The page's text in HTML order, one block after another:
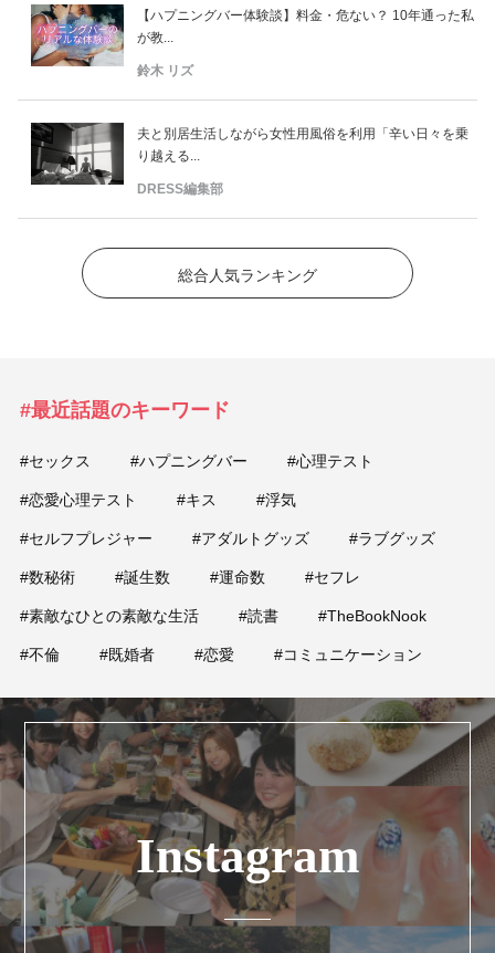
【ハプニングバー体験談】料金・危ない？ 10年通った私
が教...
鈴木 リズ
夫と別居生活しながら女性用風俗を利用「辛い日々を乗
り越える...
DRESS編集部
総合人気ランキング
#最近話題のキーワード
#セックス #ハプニングバー #心理テスト
#恋愛心理テスト #キス #浮気
#セルフプレジャー #アダルトグッズ #ラブグッズ
#数秘術 #誕生数 #運命数 #セフレ
#素敵なひとの素敵な生活 #読書 #TheBookNook
#不倫 #既婚者 #恋愛 #コミュニケーション
Instagram